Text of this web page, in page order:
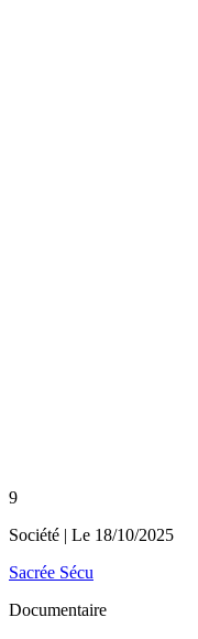
9
Société | Le 18/10/2025
Sacrée Sécu
Documentaire